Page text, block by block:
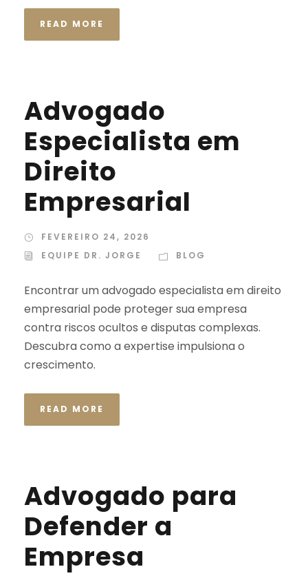
READ MORE
Advogado
Especialista em
Direito
Empresarial
FEVEREIRO 24, 2026
EQUIPE DR. JORGE
BLOG
Encontrar um advogado especialista em direito
empresarial pode proteger sua empresa
contra riscos ocultos e disputas complexas.
Descubra como a expertise impulsiona o
crescimento.
READ MORE
Advogado para
Defender a
Empresa